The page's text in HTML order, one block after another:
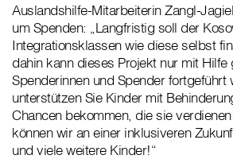
Auslandshilfe-Mitarbeiterin Zangl-
um Spenden: „Langfristig soll der
Integrationsklassen wie diese selbst
dahin kann dieses Projekt nur mit Hilfe
Spenderinnen und Spender fortgeführt
unterstützen Sie Kinder mit
Chancen bekommen, die sie
können wir an einer inklusiveren
und viele weitere Kinder!“